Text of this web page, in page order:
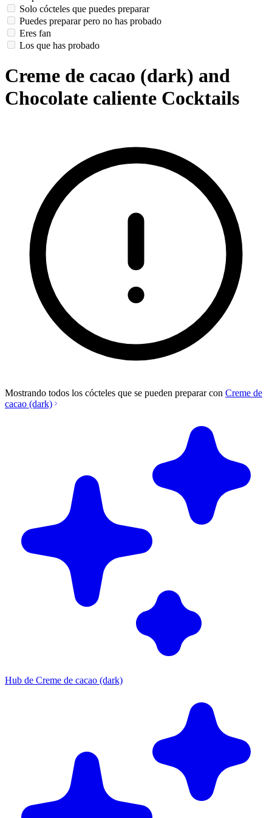
Solo cócteles que puedes preparar
Puedes preparar pero no has probado
Eres fan
Los que has probado
Creme de cacao (dark) and
Chocolate caliente Cocktails
Mostrando todos los cócteles que se pueden preparar con Creme de
cacao (dark)
Hub de Creme de cacao (dark)